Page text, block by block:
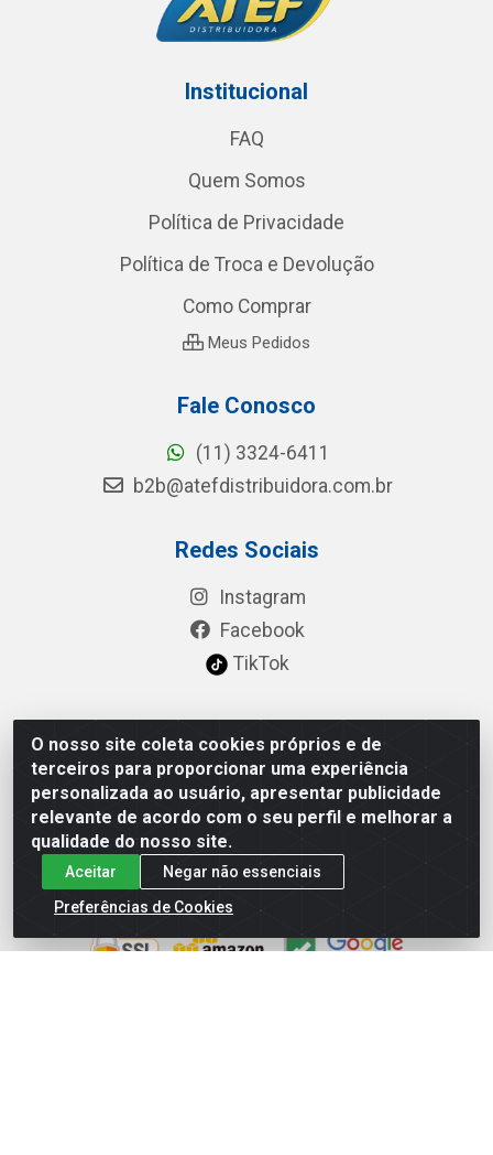
O nosso site coleta cookies próprios e de
terceiros para proporcionar uma experiência
personalizada ao usuário, apresentar publicidade
relevante de acordo com o seu perfil e melhorar a
qualidade do nosso site.
Aceitar
Negar não essenciais
Preferências de Cookies
Institucional
FAQ
Quem Somos
Política de Privacidade
Política de Troca e Devolução
Como Comprar
Meus Pedidos
Fale Conosco
(11) 3324-6411
b2b@atefdistribuidora.com.br
Redes Sociais
Instagram
Facebook
TikTok
Baixe já nosso APP
Site Seguro